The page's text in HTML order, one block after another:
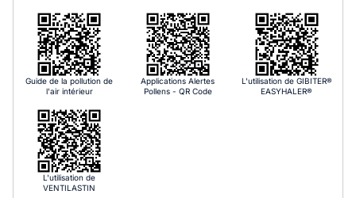
Guide de la pollution de
l'air intérieur
Applications Alertes
Pollens - QR Code
L'utilisation de GIBITER®
EASYHALER®
L'utilisation de
VENTILASTIN